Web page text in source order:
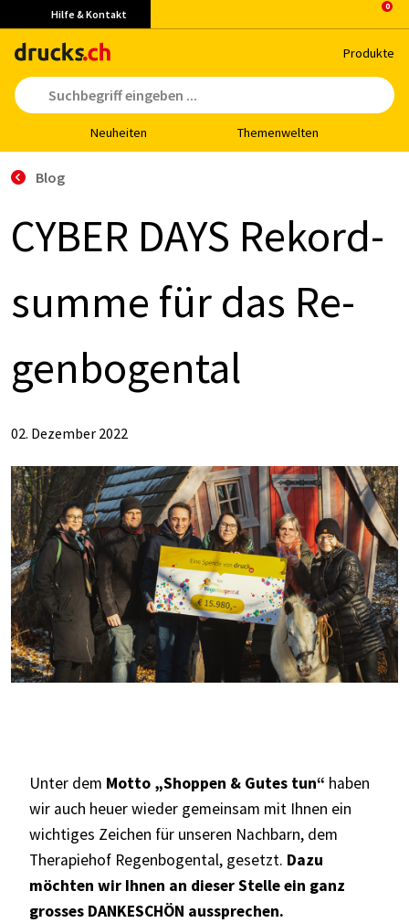
Hilfe & Kontakt
Pro­duk­te
Neu­hei­ten The­men­wel­ten
Blog
CY­BER DAYS Re­kord­
sum­me für das Re­
gen­bo­gen­tal
02. Dezember 2022
Unter dem Motto „Shoppen & Gutes tun“ haben
wir auch heuer wieder gemeinsam mit Ihnen ein
wichtiges Zeichen für unseren Nachbarn, dem
Therapiehof Regenbogental, gesetzt. Dazu
möchten wir Ihnen an dieser Stelle ein ganz
grosses DANKESCHÖN aussprechen.